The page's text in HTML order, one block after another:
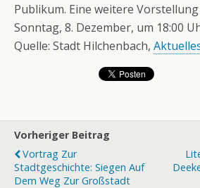
Publikum. Eine weitere
Sonntag, 8. Dezember, um 18:00
Quelle: Stadt Hilchenbach,
Vorheriger Beitrag
Vortrag Zur
Stadtgeschichte: Siegen Auf
Dem Weg Zur Großstadt